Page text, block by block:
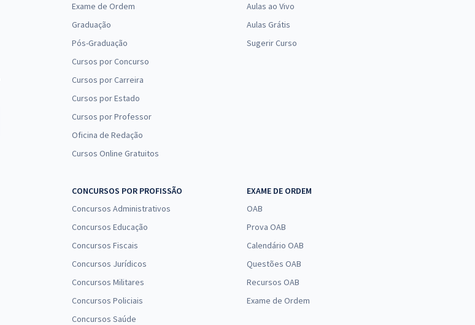
Exame de Ordem
Graduação
Pós-Graduação
Cursos por Concurso
Cursos por Carreira
Cursos por Estado
Cursos por Professor
Oficina de Redação
Cursos Online Gratuitos
Aulas ao Vivo
Aulas Grátis
Sugerir Curso
CONCURSOS POR PROFISSÃO
Concursos Administrativos
Concursos Educação
Concursos Fiscais
Concursos Jurídicos
Concursos Militares
Concursos Policiais
Concursos Saúde
EXAME DE ORDEM
OAB
Prova OAB
Calendário OAB
Questões OAB
Recursos OAB
Exame de Ordem